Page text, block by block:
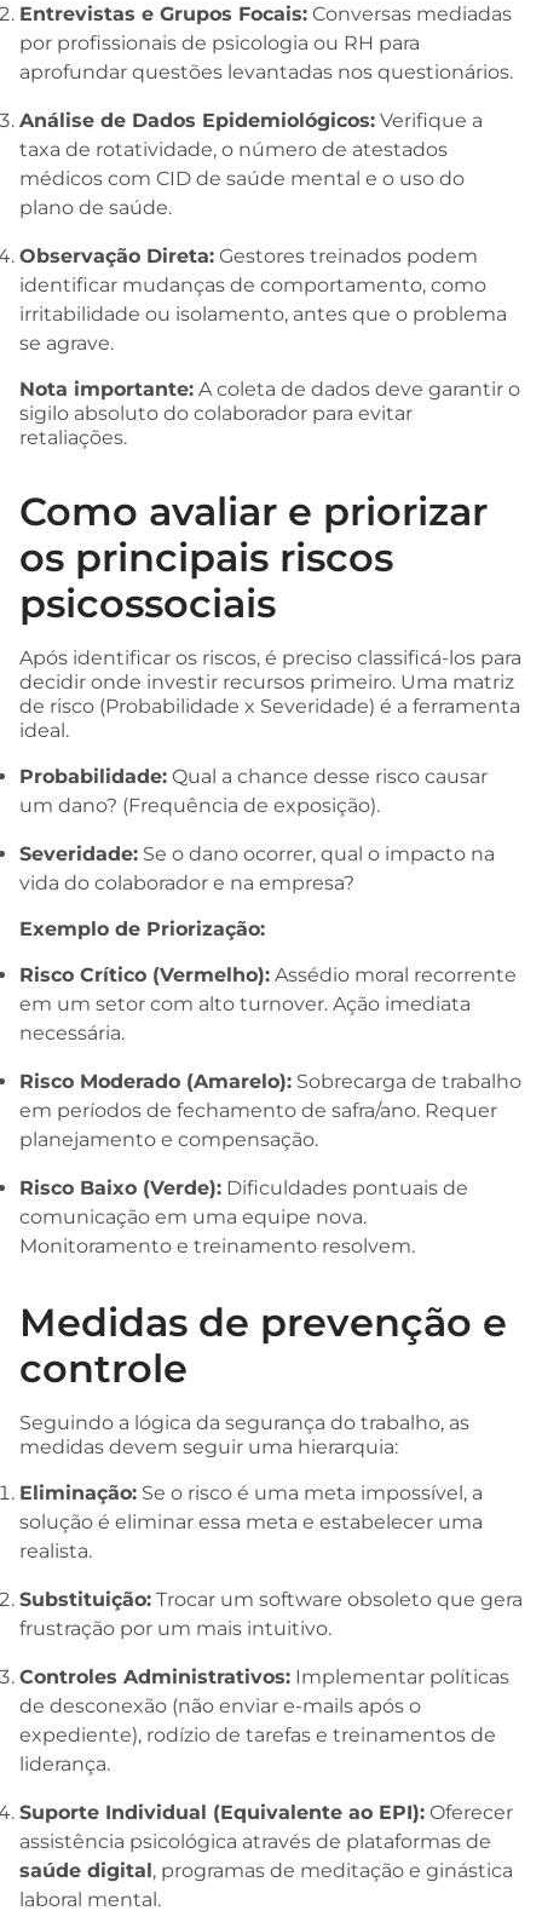
Entrevistas e Grupos Focais: Conversas mediadas
por profissionais de psicologia ou RH para
aprofundar questões levantadas nos questionários.
Análise de Dados Epidemiológicos: Verifique a
taxa de rotatividade, o número de atestados
médicos com CID de saúde mental e o uso do
plano de saúde.
Observação Direta: Gestores treinados podem
identificar mudanças de comportamento, como
irritabilidade ou isolamento, antes que o problema
se agrave.
Nota importante: A coleta de dados deve garantir o
sigilo absoluto do colaborador para evitar
retaliações.
Como avaliar e priorizar
os principais riscos
psicossociais
Após identificar os riscos, é preciso classificá-los para
decidir onde investir recursos primeiro. Uma matriz
de risco (Probabilidade x Severidade) é a ferramenta
ideal.
Probabilidade: Qual a chance desse risco causar
um dano? (Frequência de exposição).
Severidade: Se o dano ocorrer, qual o impacto na
vida do colaborador e na empresa?
Exemplo de Priorização:
Risco Crítico (Vermelho): Assédio moral recorrente
em um setor com alto turnover. Ação imediata
necessária.
Risco Moderado (Amarelo): Sobrecarga de trabalho
em períodos de fechamento de safra/ano. Requer
planejamento e compensação.
Risco Baixo (Verde): Dificuldades pontuais de
comunicação em uma equipe nova.
Monitoramento e treinamento resolvem.
Medidas de prevenção e
controle
Seguindo a lógica da segurança do trabalho, as
medidas devem seguir uma hierarquia:
Eliminação: Se o risco é uma meta impossível, a
solução é eliminar essa meta e estabelecer uma
realista.
Substituição: Trocar um software obsoleto que gera
frustração por um mais intuitivo.
Controles Administrativos: Implementar políticas
de desconexão (não enviar e-mails após o
expediente), rodízio de tarefas e treinamentos de
liderança.
Suporte Individual (Equivalente ao EPI): Oferecer
assistência psicológica através de plataformas de
saúde digital, programas de meditação e ginástica
laboral mental.